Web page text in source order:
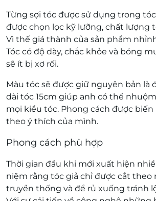
Từng sợi tóc được sử dụng trong tóc
được chọn lọc kỹ lưỡng, chất lượng
Vì thế giá thành của sản phẩm
Tóc có độ dày, chắc khỏe và bóng
sẽ ít bị xơ rối.
Màu tóc sẽ được giữ nguyên bản là
dài tóc 15cm giúp anh có thể
mọi kiểu tóc. Phong cách được biến
theo ý thích của mình.
Phong cách phù hợp
Thời gian đầu khi mới xuất hiện
niệm rằng tóc giả chỉ được cắt theo
truyền thống và để rủ xuống tránh